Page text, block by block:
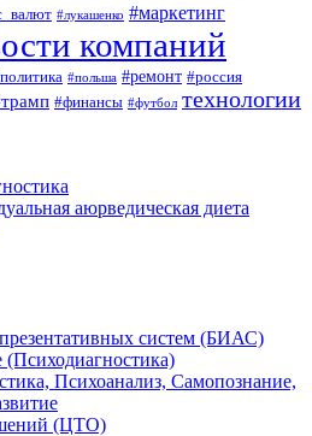
#лукашенко #маркетинг
компаний
#польша #ремонт #россия
#финансы #футбол технологии
аюрведическая диета
систем (БИАС)
(Психодиагностика)
Психоанализ, Самопознание,
(ЦТО)